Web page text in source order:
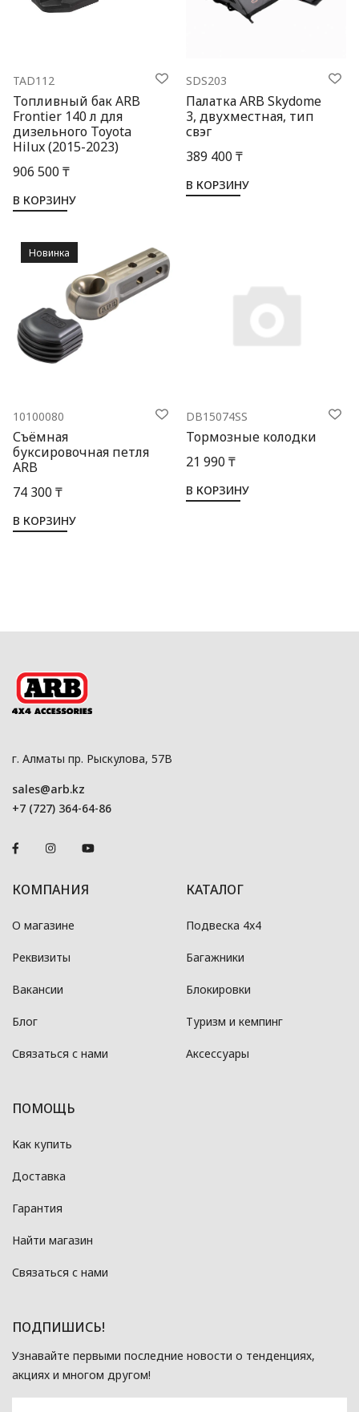
TAD112
Топливный бак ARB
Frontier 140 л для
дизельного Toyota
Hilux (2015-2023)
906 500 ₸
В КОРЗИНУ
SDS203
Палатка ARB Skydome
3, двухместная, тип
свэг
389 400 ₸
В КОРЗИНУ
10100080
Съёмная
буксировочная петля
ARB
74 300 ₸
В КОРЗИНУ
Новинка
DB15074SS
Тормозные колодки
21 990 ₸
В КОРЗИНУ
г. Алматы пр. Рыскулова, 57В
sales@arb.kz
+7 (727) 364-64-86
КОМПАНИЯ
О магазине
Реквизиты
Вакансии
Блог
Связаться с нами
КАТАЛОГ
Подвеска 4x4
Багажники
Блокировки
Туризм и кемпинг
Аксессуары
ПОМОЩЬ
Как купить
Доставка
Гарантия
Найти магазин
Связаться с нами
ПОДПИШИСЬ!
Узнавайте первыми последние новости о тенденциях,
акциях и многом другом!